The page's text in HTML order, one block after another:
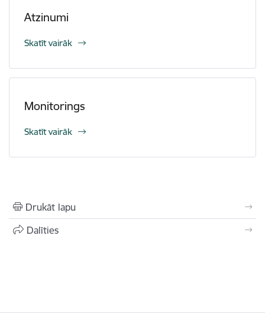
Atzinumi
Skatīt vairāk
Monitorings
Skatīt vairāk
Drukāt lapu
Dalīties